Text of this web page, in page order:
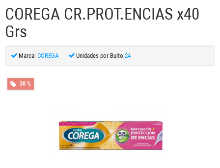
COREGA CR.PROT.ENCIAS x40
Grs
Marca: COREGA Unidades por Bulto 24
-30 %